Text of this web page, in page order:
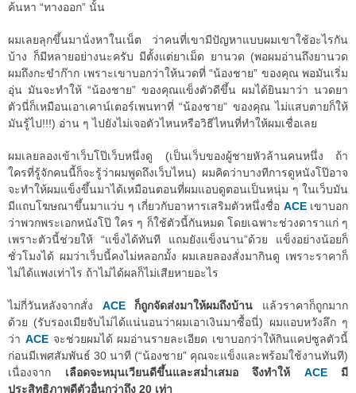
ค้นหา “ทางออก” นั้น
ผมเลยลุกขึ้นมานั่งหาในเน็ต ว่าคนที่เขามีปัญหาแบบผมเขาใช้อะไรกัน
บ้าง ก็มีหลายอย่างนะครับ มีตั้งแต่ยาเม็ด ยานวด (พอผมอ่านถึงยานวด
ผมถึงกะขำก๊าก เพราะเขาบอกว่าให้นวดที่ “น้องชาย” ของคุณ พอมันเริ่ม
อุ่น มันจะทำให้ “น้องชาย” ของคุณแข็งตัวดีขึ้น ผมได้ยินมาว่า นวดยา
ตัวนี่ก็เหมือนเอาเคาน์เตอร์เพนทาที่ “น้องชาย” ของคุณ ไม่แสบตายก็ให้
มันรู้ไป!!!) อ่าน ๆ ไปยังไม่เจอตัวไหนหรือวิธีไหนที่ทำให้ผมเชื่อเลย
ผมเลยลองเข้าเว็บโป๊เว็บหนึ่งดู (เป็นเว็บของผู้ชายหัวล้านคนหนึ่ง ถ้า
ใครที่รู้จักคนนี้ก็จะรู้ว่าผมพูดถึงเว็บไหน) ผมคิดว่าบางทีการดูหนังโป๊อาจ
จะทำให้ผมแข็งขึ้นมาได้เหมือนตอนที่ผมแอบดูตอนเป็นหนุ่ม ๆ ในเว็บมัน
มีแถบโฆษณาขึ้นมาแว่บ ๆ เกี่ยวกับอาหารเสริมตัวหนึ่งชื่อ ACEเขาบอก
ว่าพวกพระเอกหนังโป๊ ใคร ๆ ก็ใช้ตัวนี้กันหมด โดยเฉพาะช่วงดาราแก่ ๆ
เพราะตัวนี้ช่วยให้ “แข็งได้ทันที แถมยังแข็งนาน”ด้วย แข็งอย่างน้อยก็
ชั่วโมงได้ ผมว่าเว็บนี้คงไม่หลอกมั้ง ผมเลยลองสั่งมากินดู เพราะราคาก็
ไม่ได้แพงเท่าไร ถ้าไม่ได้ผลก็ไม่เสียหายอะไร
ไม่กี่วันหลังจากสั่ง ACE ก็ถูกจัดส่งมาให้ผมถึงบ้าน แล้วราคาก็ถูกมาก
ด้วย (รับรองเมียจับไม่ได้แน่นอนว่าผมเอาเงินมาซื้อนี่) ผมแอบหวังลึก ๆ
ว่า ACEจะช่วยผมได้ ผมอ่านรายละเอียด เขาบอกว่าให้กินแคปซูลตัวนี้
ก่อนมีเพศสัมพันธ์ 30 นาที (“น้องชาย” คุณจะแข็งและพร้อมใช้งานทันที)
เนื่องจาก เลือดจะหมุนเวียนดีขึ้นและสม่ำเสมอ จึงทำให้ ACEมี
ประสิทธิภาพดีตัวอื่นกว่าถึง 20 เท่า